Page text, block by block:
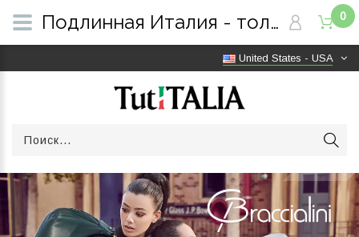
United States - USA
0
Подлинная Италия - только оригинальные товары | Бесплатная доставка по всему миру | TutITALIA